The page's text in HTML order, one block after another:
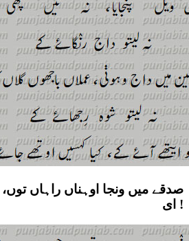
صدقے میں ونجا اوہناں راہاں
ای !